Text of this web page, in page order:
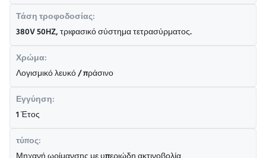
Τάση τροφοδοσίας:
380V 50HZ, τριφασικό σύστημα τετρασύρματος.
Χρώμα:
Λογισμικό λευκό / πράσινο
Εγγύηση:
1 Έτος
τύπος: